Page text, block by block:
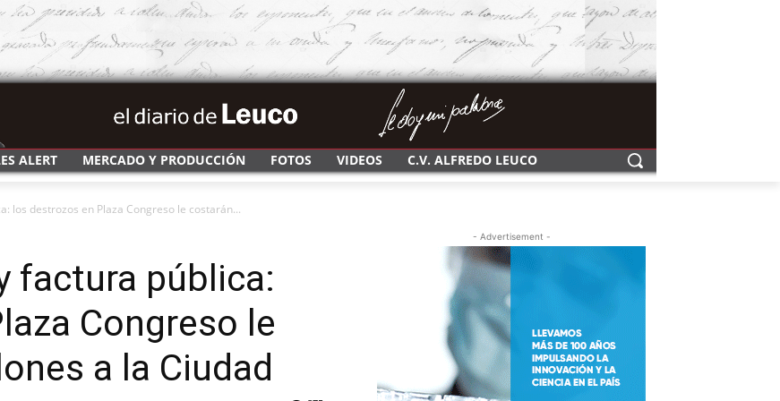
ALERT MERCADO Y PRODUCCIÓN FOTOS VIDEOS C.V. ALFREDO LEUCO
los destrozos en Plaza Congreso le costarán...
factura pública:
Congreso le
a la Ciudad
- Advertisement -